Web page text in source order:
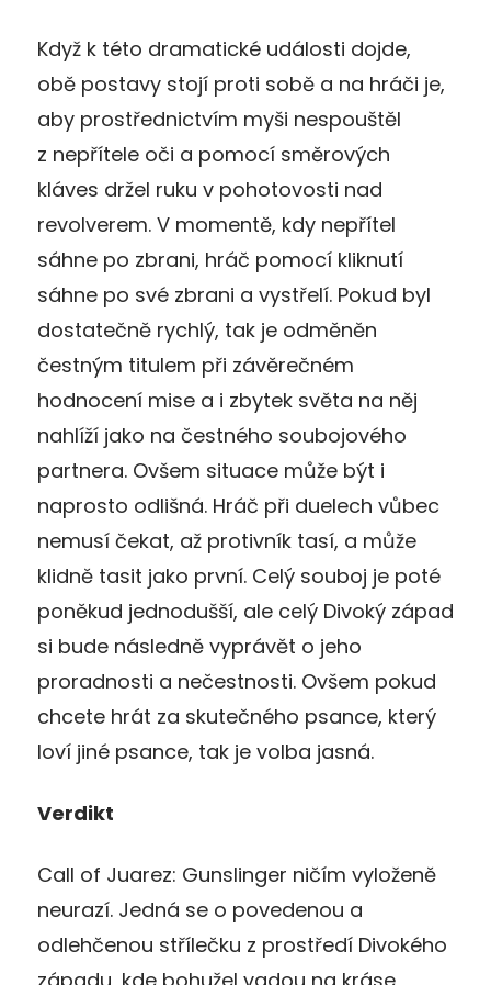
Když k této dramatické události dojde,
obě postavy stojí proti sobě a na hráči je,
aby prostřednictvím myši nespouštěl
z nepřítele oči a pomocí směrových
kláves držel ruku v pohotovosti nad
revolverem. V momentě, kdy nepřítel
sáhne po zbrani, hráč pomocí kliknutí
sáhne po své zbrani a vystřelí. Pokud byl
dostatečně rychlý, tak je odměněn
čestným titulem při závěrečném
hodnocení mise a i zbytek světa na něj
nahlíží jako na čestného soubojového
partnera. Ovšem situace může být i
naprosto odlišná. Hráč při duelech vůbec
nemusí čekat, až protivník tasí, a může
klidně tasit jako první. Celý souboj je poté
poněkud jednodušší, ale celý Divoký západ
si bude následně vyprávět o jeho
proradnosti a nečestnosti. Ovšem pokud
chcete hrát za skutečného psance, který
loví jiné psance, tak je volba jasná.
Verdikt
Call of Juarez: Gunslinger ničím vyloženě
neurazí. Jedná se o povedenou a
odlehčenou střílečku z prostředí Divokého